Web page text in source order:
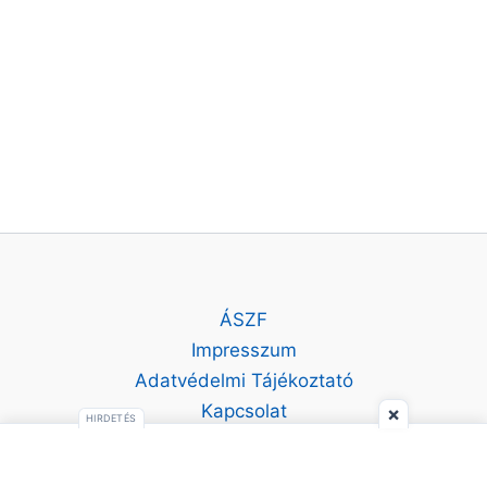
ÁSZF
Impresszum
Adatvédelmi Tájékoztató
Kapcsolat
HIRDETÉS ×